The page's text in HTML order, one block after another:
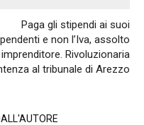
Paga gli stipendi ai suoi
e non l’Iva, assolto
imprenditore. Rivoluzionaria
al tribunale di Arezzo